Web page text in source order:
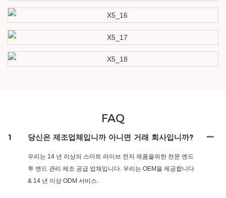
FAQ
1 당신은 제조업체입니까 아니면 거래 회사입니까?
우리는 14 년 이상의 스마트 라이브 전자 제품을위한 전문 엔드
투 엔드 관리 제조 공급 업체입니다. 우리는 OEM을 제공합니다
& 14 년 이상 ODM 서비스.